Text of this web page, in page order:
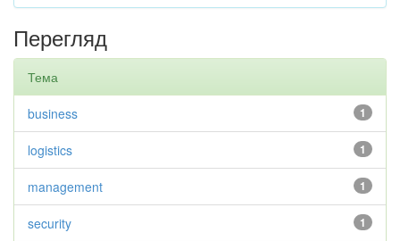
Перегляд
Тема
1
business
1
logistics
1
management
1
security